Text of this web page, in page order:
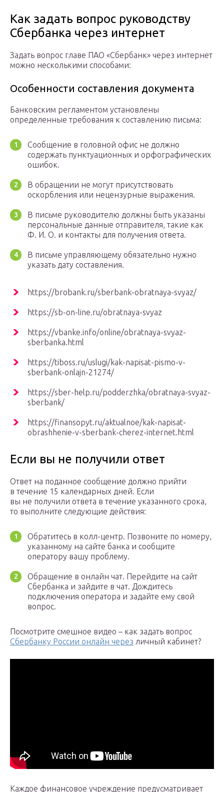
Как задать вопрос руководству
Сбербанка через интернет
Задать вопрос главе ПАО «Сбербанк» через интернет
можно несколькими способами:
Особенности составления документа
Банковским регламентом установлены
определенные требования к составлению письма:
Сообщение в головной офис не должно
содержать пунктуационных и орфографических
ошибок.
В обращении не могут присутствовать
оскорбления или нецензурные выражения.
В письме руководителю должны быть указаны
персональные данные отправителя, такие как
Ф. И. О. и контакты для получения ответа.
В письме управляющему обязательно нужно
указать дату составления.
https://brobank.ru/sberbank-obratnaya-svyaz/
https://sb-on-line.ru/obratnaya-svyaz
https://vbanke.info/online/obratnaya-svyaz-
sberbanka.html
https://tiboss.ru/uslugi/kak-napisat-pismo-v-
sberbank-onlajn-21274/
https://sber-help.ru/podderzhka/obratnaya-svyaz-
sberbank/
https://finansopyt.ru/aktualnoe/kak-napisat-
obrashhenie-v-sberbank-cherez-internet.html
Если вы не получили ответ
Ответ на поданное сообщение должно прийти
в течение 15 календарных дней. Если
вы не получили ответа в течение указанного срока,
то выполните следующие действия:
Обратитесь в колл-центр. Позвоните по номеру,
указанному на сайте банка и сообщите
оператору вашу проблему.
Обращение в онлайн чат. Перейдите на сайт
Сбербанка и зайдите в чат. Дождитесь
подключения оператора и задайте ему свой
вопрос.
Посмотрите смешное видео – как задать вопрос
Сбербанку России онлайн через личный кабинет?
Каждое финансовое учреждение предусматривает